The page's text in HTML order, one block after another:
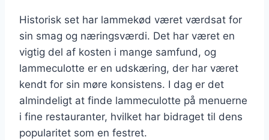
Historisk set har lammekød været værdsat for
sin smag og næringsværdi. Det har været en
vigtig del af kosten i mange samfund, og
lammeculotte er en udskæring, der har været
kendt for sin møre konsistens. I dag er det
almindeligt at finde lammeculotte på menuerne
i fine restauranter, hvilket har bidraget til dens
popularitet som en festret.